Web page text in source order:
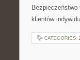
klientów
CATEGORIES: